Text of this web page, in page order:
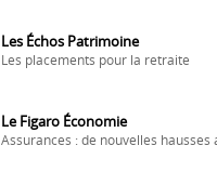
Les Échos Patrimoine
Les placements pour la retraite
Le Figaro Économie
Assurances : de nouvelles hausses